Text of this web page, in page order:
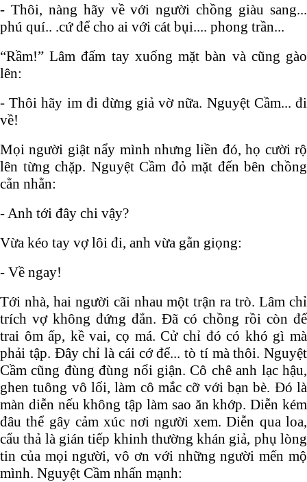
- Thôi, nàng hãy về với người chồng giàu sang...
phú quí.. .cứ để cho ai với cát bụi.... phong trần...
“Rầm!” Lâm đấm tay xuống mặt bàn và cũng gào
lên:
- Thôi hãy im đi đừng giả vờ nữa. Nguyệt Cầm... đi
về!
Mọi người giật nẩy mình nhưng liền đó, họ cười rộ
lên từng chặp. Nguyệt Cầm đỏ mặt đến bên chồng
cằn nhằn:
- Anh tới đây chi vậy?
Vừa kéo tay vợ lôi đi, anh vừa gằn giọng:
- Về ngay!
Tới nhà, hai người cãi nhau một trận ra trò. Lâm chỉ
trích vợ không đứng đắn. Đã có chồng rồi còn để
trai ôm ấp, kề vai, cọ má. Cử chỉ đó có khó gì mà
phải tập. Đây chỉ là cái cớ để... tò tí mà thôi. Nguyệt
Cầm cũng đùng đùng nổi giận. Cô chê anh lạc hậu,
ghen tuông vô lối, làm cô mắc cỡ với bạn bè. Đó là
màn diễn nếu không tập làm sao ăn khớp. Diễn kém
đâu thể gây cảm xúc nơi người xem. Diễn qua loa,
cẩu thả là gián tiếp khinh thường khán giả, phụ lòng
tin của mọi người, vô ơn với những người mến mộ
mình. Nguyệt Cầm nhấn mạnh: